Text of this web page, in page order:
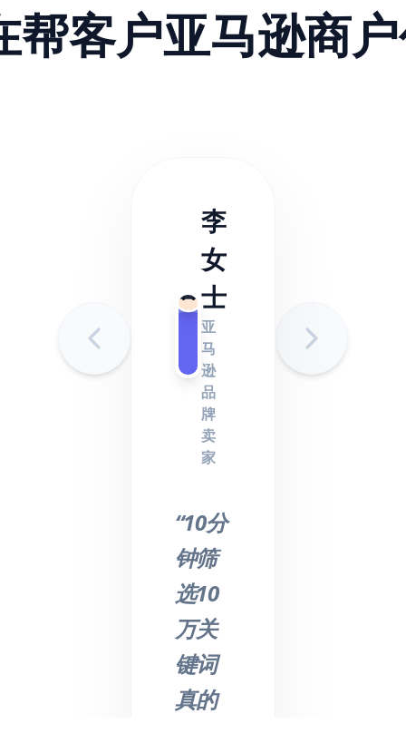
客户亚马逊商
李
女
士
亚
马
逊
品
牌
卖
家
“10分
钟筛
选10
万关
键词
真的